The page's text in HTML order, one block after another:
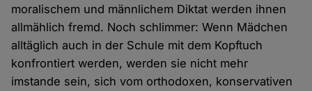
moralischem und männlichem Diktat werden ihnen
allmählich fremd. Noch schlimmer: Wenn Mädchen
alltäglich auch in der Schule mit dem Kopftuch
konfrontiert werden, werden sie nicht mehr
imstande sein, sich vom orthodoxen, konservativen